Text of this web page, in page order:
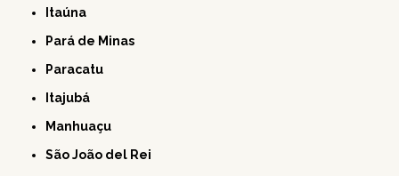
Itaúna
Pará de Minas
Paracatu
Itajubá
Manhuaçu
São João del Rei